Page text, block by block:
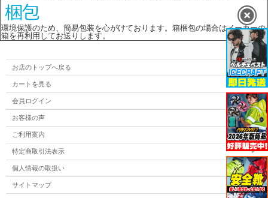
環境保護のため、簡易包装を心がけております。箱梱包の場合はメーカーの
箱を再利用してお送りします。
お店のトップへ戻る
カートを見る
会員ログイン
お客様の声
ご利用案内
特定商取引法表示
個人情報の取扱い
サイトマップ